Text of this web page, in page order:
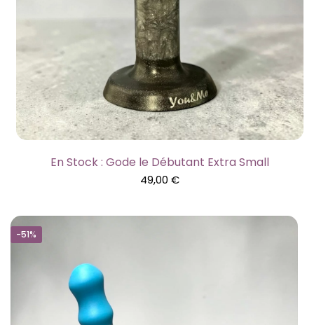
En Stock : Gode le Débutant Extra Small
49,00€
-51%